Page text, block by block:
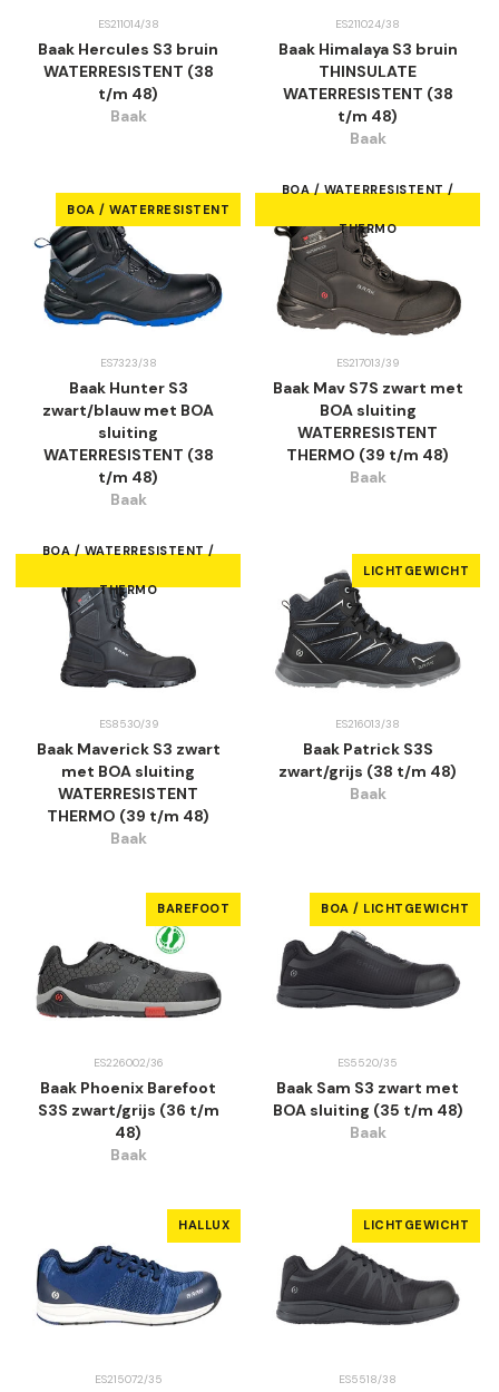
ES211014/38
Baak Hercules S3 bruin
WATERRESISTENT (38
t/m 48)
Baak
ES211024/38
Baak Himalaya S3 bruin
THINSULATE
WATERRESISTENT (38
t/m 48)
Baak
BOA / WATERRESISTENT
ES7323/38
Baak Hunter S3
zwart/blauw met BOA
sluiting
WATERRESISTENT (38
t/m 48)
Baak
BOA / WATERRESISTENT /
THERMO
ES217013/39
Baak Mav S7S zwart met
BOA sluiting
WATERRESISTENT
THERMO (39 t/m 48)
Baak
BOA / WATERRESISTENT /
THERMO
ES8530/39
Baak Maverick S3 zwart
met BOA sluiting
WATERRESISTENT
THERMO (39 t/m 48)
Baak
LICHTGEWICHT
ES216013/38
Baak Patrick S3S
zwart/grijs (38 t/m 48)
Baak
BAREFOOT
ES226002/36
Baak Phoenix Barefoot
S3S zwart/grijs (36 t/m
48)
Baak
BOA / LICHTGEWICHT
ES5520/35
Baak Sam S3 zwart met
BOA sluiting (35 t/m 48)
Baak
HALLUX
ES215072/35
LICHTGEWICHT
ES5518/38